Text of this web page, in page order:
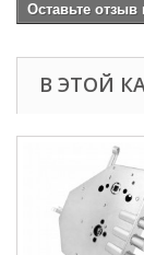
Оставьте
В ЭТОЙ